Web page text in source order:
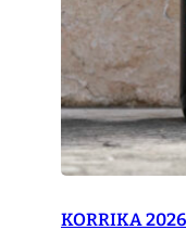
KORRIKA